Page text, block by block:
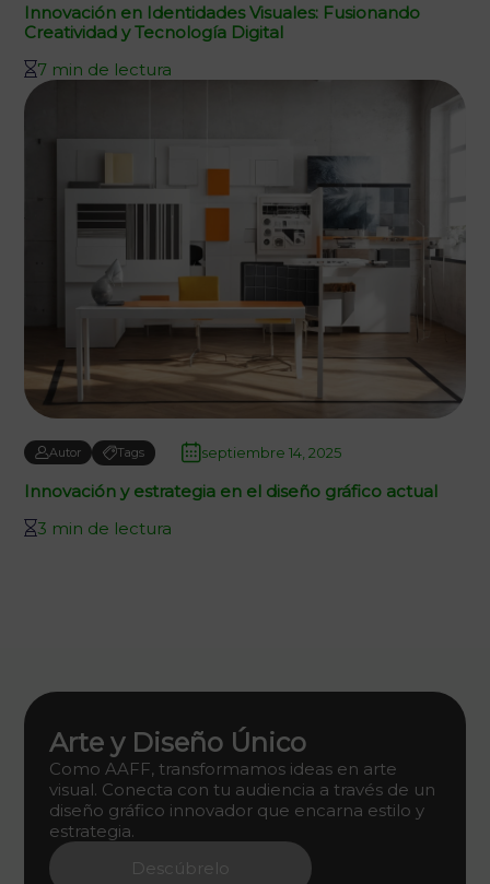
Innovación en Identidades Visuales: Fusionando
Creatividad y Tecnología Digital
7 min de lectura
Autor Tags septiembre 14, 2025
Innovación y estrategia en el diseño gráfico actual
3 min de lectura
Arte y Diseño Único
Como AAFF, transformamos ideas en arte
visual. Conecta con tu audiencia a través de un
diseño gráfico innovador que encarna estilo y
estrategia.
Descúbrelo